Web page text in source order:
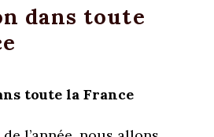
dans toute
toute la France